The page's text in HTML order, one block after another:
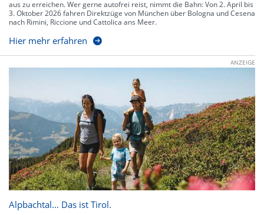
aus zu erreichen. Wer gerne autofrei reist, nimmt die Bahn: Von 2. April bis
3. Oktober 2026 fahren Direktzüge von München über Bologna und Cesena
nach Rimini, Riccione und Cattolica ans Meer.
Hier mehr erfahren
ANZEIGE
Alpbachtal… Das ist Tirol.